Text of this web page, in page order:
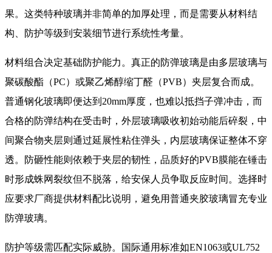
果。这类特种玻璃并非简单的加厚处理，而是需要从材料结
构、防护等级到安装细节进行系统性考量。
材料组合决定基础防护能力。真正的防弹玻璃是由多层玻璃与
聚碳酸酯（PC）或聚乙烯醇缩丁醛（PVB）夹层复合而成。
普通钢化玻璃即便达到20mm厚度，也难以抵挡子弹冲击，而
合格的防弹结构在受击时，外层玻璃吸收初始动能后碎裂，中
间聚合物夹层则通过延展性粘住弹头，内层玻璃保证整体不穿
透。防砸性能则依赖于夹层的韧性，品质好的PVB膜能在锤击
时形成蛛网裂纹但不脱落，给安保人员争取反应时间。选择时
应要求厂商提供材料配比说明，避免用普通夹胶玻璃冒充专业
防弹玻璃。
防护等级需匹配实际威胁。国际通用标准如EN1063或UL752